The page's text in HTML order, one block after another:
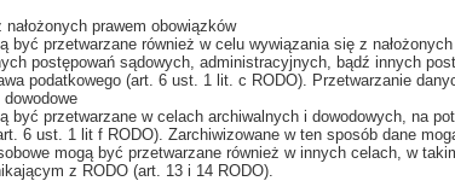
prawem obowiązków
być przetwarzane również w celu wywiązania się z
postępowań sądowych, administracyjnych, bądź innych
podatkowego (art. 6 ust. 1 lit. c RODO). Przetwarzanie
być przetwarzane w celach archiwalnych i dowodowych, na
6 ust. 1 lit f RODO). Zarchiwizowane w ten sposób dane
mogą być przetwarzane również w innych celach, w
z RODO (art. 13 i 14 RODO).